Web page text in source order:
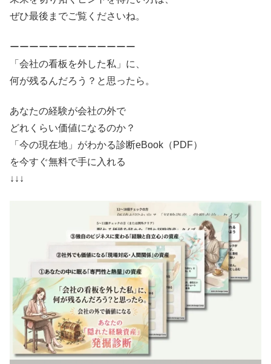
ぜひ最後までご覧くださいね。
ーーーーーーーーーーーーー
「会社の看板を外した私」に、
何が残るんだろう？と思ったら。
あなたの経験が会社の外で
どれくらい価値になるのか？
「今の現在地」がわかる診断eBook（PDF）
を今すぐ無料で手に入れる
↓↓↓